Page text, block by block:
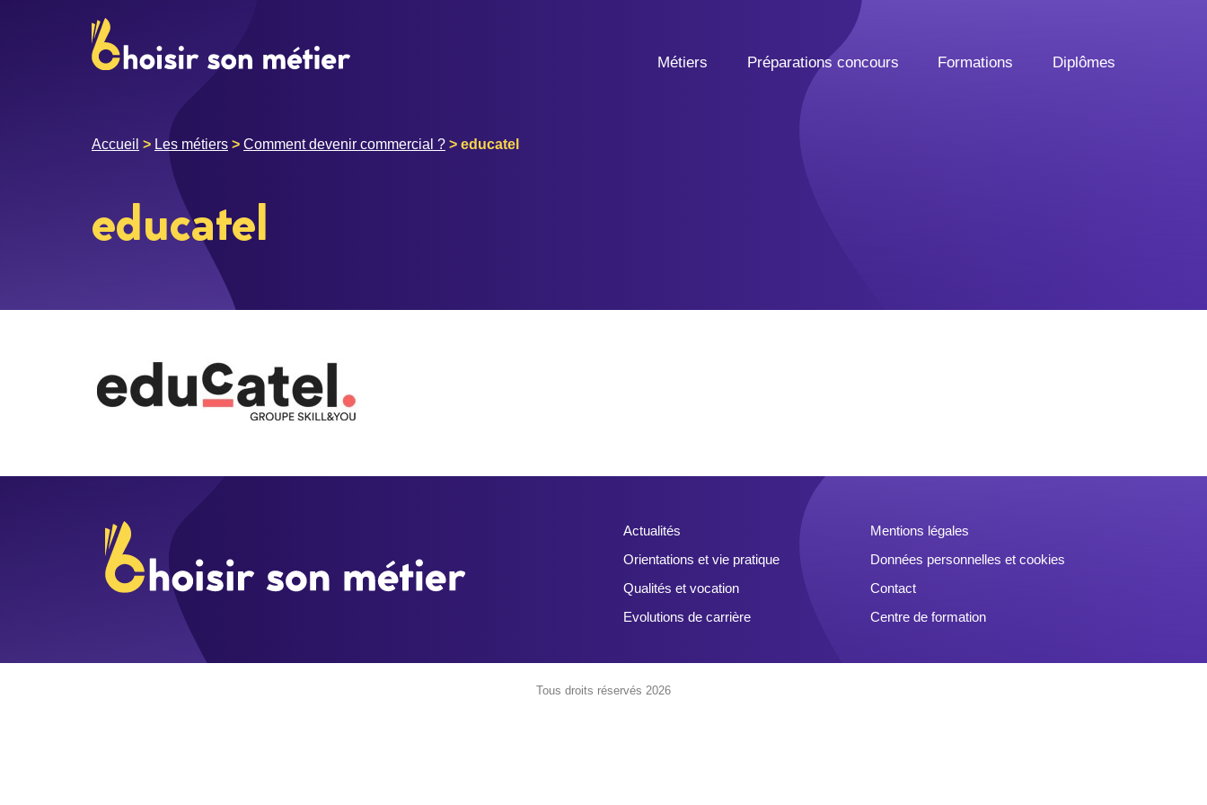
Métiers Préparations concours Formations Diplômes
Accueil > Les métiers > Comment devenir commercial ? > educatel
educatel
Actualités
Orientations et vie pratique
Qualités et vocation
Evolutions de carrière
Mentions légales
Données personnelles et cookies
Contact
Centre de formation
Tous droits réservés 2026